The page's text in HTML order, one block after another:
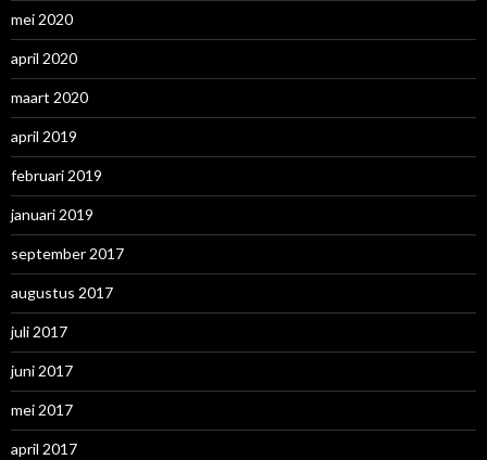
mei 2020
april 2020
maart 2020
april 2019
februari 2019
januari 2019
september 2017
augustus 2017
juli 2017
juni 2017
mei 2017
april 2017